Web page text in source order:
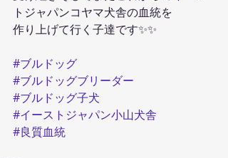
トジャパンコヤマ犬舎の血統を
作り上げて行く子達です✨✨
#ブルドッグ
#ブルドッグブリーダー
#ブルドッグ子犬
#イーストジャパン小山犬舎
#良質血統